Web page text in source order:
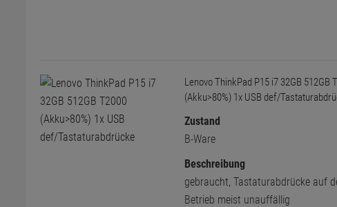
Lenovo ThinkPad P15 i7 32GB 512GB
(Akku>80%) 1x USB def/
Zustand
B-Ware
Beschreibung
gebraucht, Tastaturabdrücke auf
Betrieb meist unauffällig